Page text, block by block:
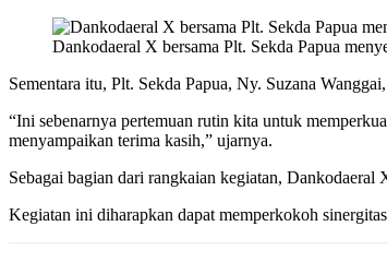
Dankodaeral X bersama Plt. Sekda Papua
Sementara itu, Plt. Sekda Papua, Ny. Suzana
“Ini sebenarnya pertemuan rutin kita untuk
menyampaikan terima kasih,” ujarnya.
Sebagai bagian dari rangkaian kegiatan, Dankodaeral
Kegiatan ini diharapkan dapat memperkokoh